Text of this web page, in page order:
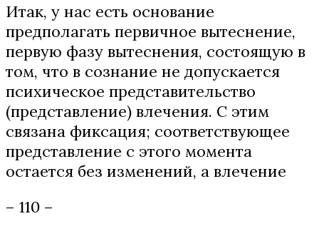
Итак, у нас есть основание
предполагать первичное вытеснение,
первую фазу вытеснения, состоящую в
том, что в сознание не допускается
психическое представительство
(представление) влечения. С этим
связана фиксация; соответствующее
представление с этого момента
остается без изменений, а влечение
– 110 –